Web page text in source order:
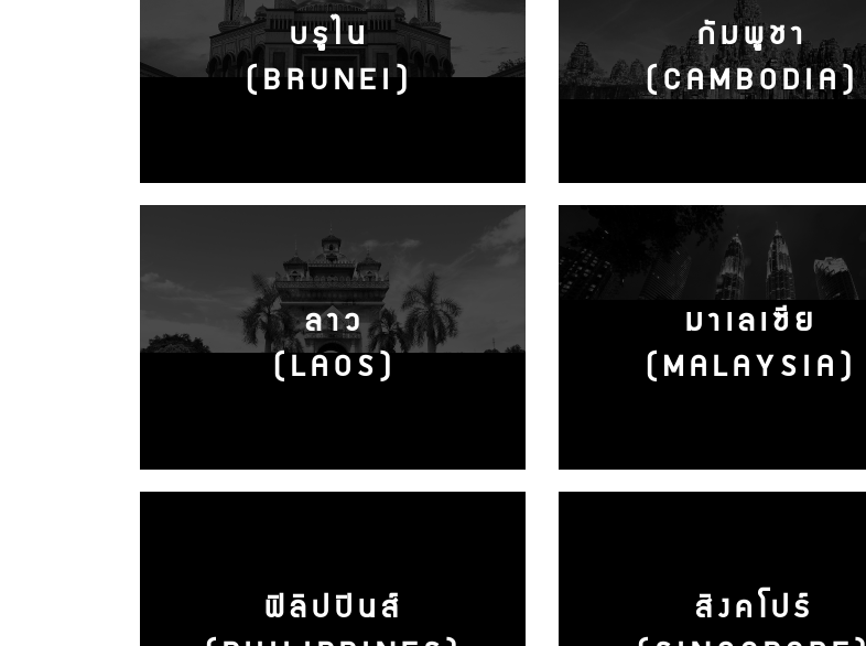
บรูไน
(BRUNEI)
กัมพูชา
(CAMBODIA)
ลาว
(LAOS)
มาเลเซีย
(MALAYSIA)
ฟิลิปปินส์
สิงคโปร์